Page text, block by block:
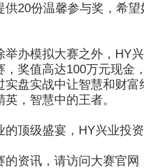
供20份温馨参与奖，希
模拟大赛之外，HY兴
，奖值高达100万元现金
实盘实战中让智慧和财
，智慧中的王者。
级盛宴，HY兴业投资
资讯，请访问大赛官网